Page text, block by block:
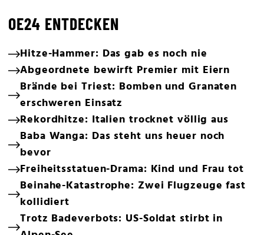
OE24 ENTDECKEN
Hitze-Hammer: Das gab es noch nie
Abgeordnete bewirft Premier mit Eiern
Brände bei Triest: Bomben und Granaten
erschweren Einsatz
Rekordhitze: Italien trocknet völlig aus
Baba Wanga: Das steht uns heuer noch
bevor
Freiheitsstatuen-Drama: Kind und Frau tot
Beinahe-Katastrophe: Zwei Flugzeuge fast
kollidiert
Trotz Badeverbots: US-Soldat stirbt in